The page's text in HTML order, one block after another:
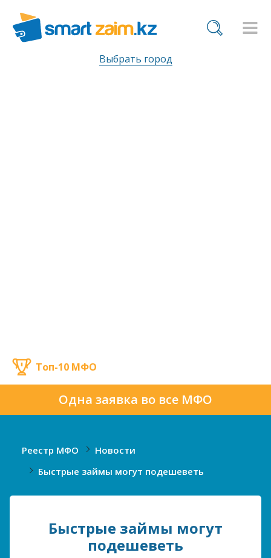
Выбрать город
Одна заявка во все МФО
Топ-10 МФО
Реестр МФО
Новости
Быстрые займы могут подешеветь
Быстрые займы могут
подешеветь